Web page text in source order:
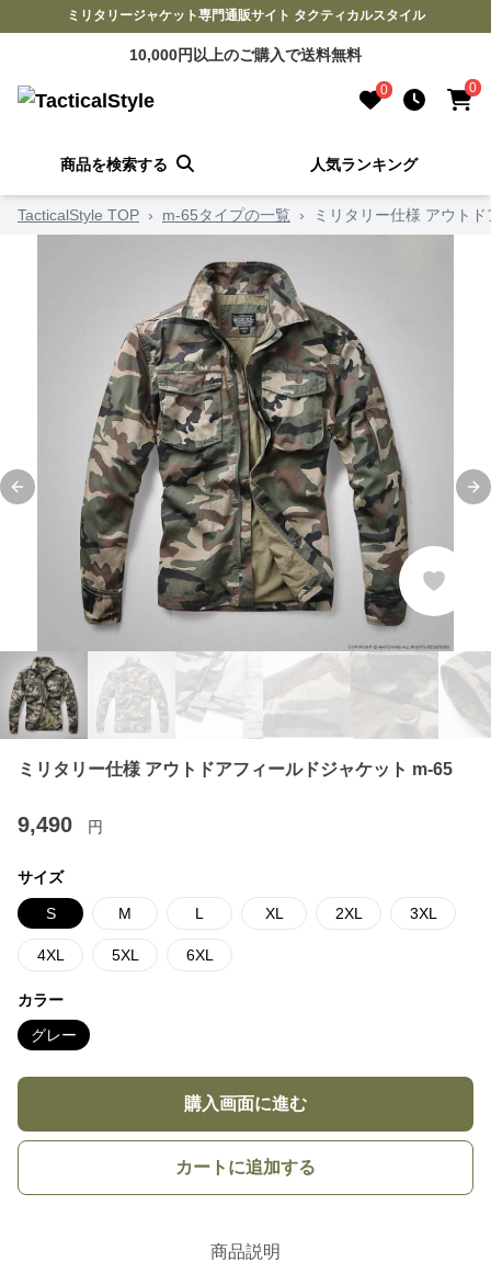
ミリタリージャケット専門通販サイト タクティカルスタイル
10,000円以上のご購入で送料無料
0 0
商品を検索する 人気ランキング
TacticalStyle TOP › m-65タイプの一覧 › ミリタリー仕様 アウト
Previous slide
ミリタリー仕様 アウトドアフィールドジャケット m-65
9,490 円
サイズ
S M L XL 2XL 3XL
4XL 5XL 6XL
カラー
グレー
購入画面に進む
カートに追加する
商品説明